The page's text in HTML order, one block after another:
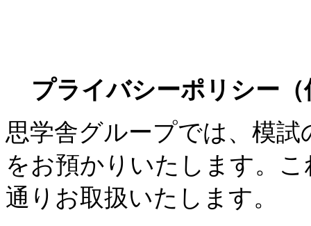
プライバシーポリシー
思学舎グループでは、模
をお預かりいたします。
通りお取扱いたします。